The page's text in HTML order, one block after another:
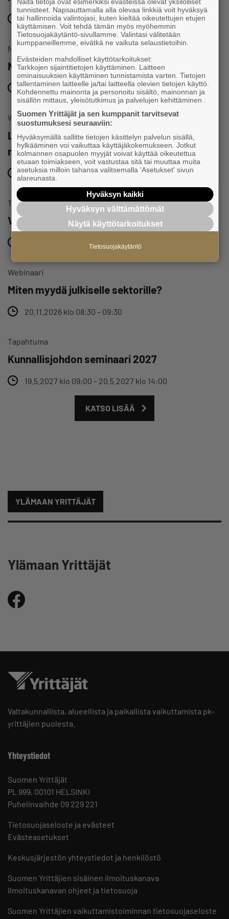
16.9.2026 klo 08:30 – 09:30
Nuoret yrittäjät
Nuorten Yrittäjien risteily 2026
2.10.2026 klo 17:00 – 3.10.2026 klo 23:00
Webinaari
Löydä julkiset kilpailutukset ja
niiden bisnesmahdollisuudet
7.10.2026 klo 08:30 – 09:30
Tapahtuma
Valtakunnalliset yrittäjäpäivät 2026
16.10.2026 klo 09:30 – 18.10.2026 klo 02:00
Webinaari
Miten myydä julkiselle sektorille?
20.11.2026 klo 08:30 – 09:30
Tapahtuma
Kunnallisjohdon seminaari 2027
19.5.2027 klo 09:00 – 20.5.2027 klo 14:00
KATSO LISÄÄ
YLÄMAAN YRITTÄJÄT
Ylämaan Yrittäjät
Valtakunnallista, alueellista ja paikallista vaikuttamista pk-
yrittäjien puolesta.
Yhteystiedot
Suomen Yrittäjät
PL 999, 00101 HELSINKI
Puhelinvaihde 09 229 221
Tietosuojaseloste ja evästeet
Evästeasetukset
Keskusjärjestön yhteystiedot ja henkilöstö
Suomen Yrittäjien sisäinen ilmoituskanava
Ilmoituskanavan ohjeet ja tietosuoja
Suomen Yrittäjien vaikuttamistoiminnan tietosuojaseloste
tunnisteet. Napsauttamalla alla olevaa linkkiä voit hyväksyä
tai hallinnoida valintojasi, kuten kieltää oikeutettujen etujen
käyttämisen. Voit tehdä tämän myös myöhemmin
Tietosuojakäytäntö-sivullamme. Valintasi välitetään
kumppaneillemme, eivätkä ne vaikuta selaustietoihin.
Evästeiden mahdolliset käyttötarkoitukset:
Tarkkojen sijaintitietojen käyttäminen. Laitteen
ominaisuuksien käyttäminen tunnistamista varten. Tietojen
tallentaminen laitteelle ja/tai laitteella olevien tietojen käyttö.
Kohdennettu mainonta ja personoitu sisältö, mainonnan ja
sisällön mittaus, yleisötutkimus ja palvelujen kehittäminen .
Suomen Yrittäjät ja sen kumppanit tarvitsevat
suostumuksesi seuraaviin:
Hyväksymällä sallitte tietojen käsittelyn palvelun sisällä,
hylkääminen voi vaikuttaa käyttäjäkokemukseen. Jotkut
kolmannen osapuolen myyjät voivat käyttää oikeutettua
etuaan toimiakseen, voit vastustaa sitä tai muuttaa muita
asetuksia milloin tahansa valitsemalla 'Asetukset' sivun
alareunasta.
Hyväksyn kaikki
Hyväksyn välttämättömät
Näytä käyttötarkoitukset
Tietosuojakäytäntö